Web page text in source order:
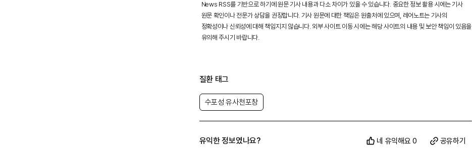
News RSS를 기반으로 하기에 원문 기사 내용과 다소 차이가 있을 수 있습니다. 중요한 정보 활용 시에는 기사
원문 확인이나 전문가 상담을 권장합니다. 기사 원문에 대한 책임은 원출처에 있으며, 레어노트는 기사의
정확성이나 신뢰성에 대해 책임지지 않습니다. 외부 사이트 이동 시에는 해당 사이트의 내용 및 보안 책임이 있음을
유의해 주시기 바랍니다.
질환 태그
수포성 유사천포창
유익한 정보였나요? 네 유익해요 0 공유하기